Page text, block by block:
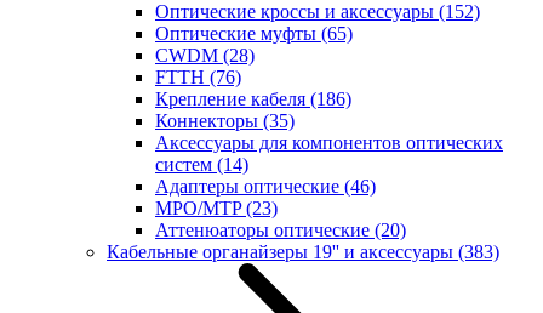
Оптические кроссы и аксессуары (152)
Оптические муфты (65)
CWDM (28)
FTTH (76)
Крепление кабеля (186)
Коннекторы (35)
Аксессуары для компонентов оптических
систем (14)
Адаптеры оптические (46)
MPO/MTP(23)
Аттенюаторы оптические (20)
Кабельные органайзеры 19'' и аксессуары (383)